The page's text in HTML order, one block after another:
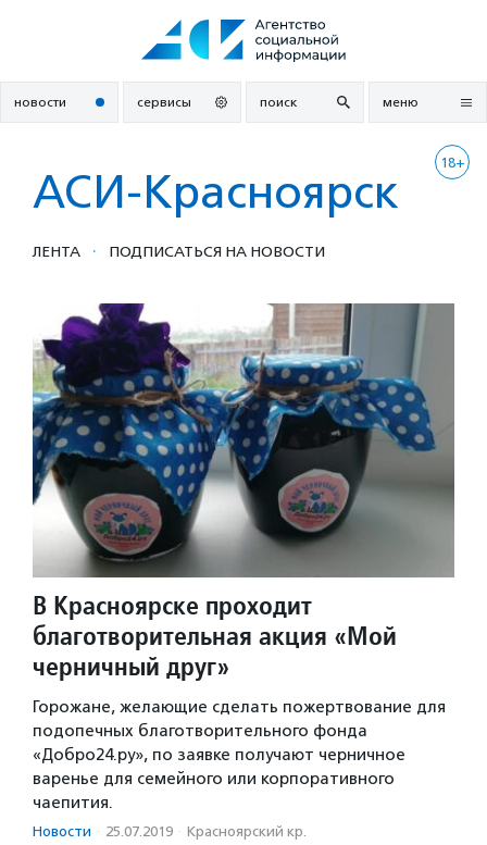
новости сервисы поиск меню
18+
АСИ-Красноярск
ЛЕНТА · ПОДПИСАТЬСЯ НА НОВОСТИ
В Красноярске проходит
благотворительная акция «Мой
черничный друг»
Горожане, желающие сделать пожертвование для
подопечных благотворительного фонда
«Добро24.ру», по заявке получают черничное
варенье для семейного или корпоративного
чаепития.
Новости · 25.07.2019 · Красноярский кр.